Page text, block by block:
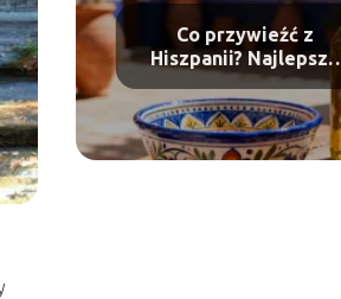
Co przywieźć z
Hiszpanii? Najlepsze
pamiątki i prezenty